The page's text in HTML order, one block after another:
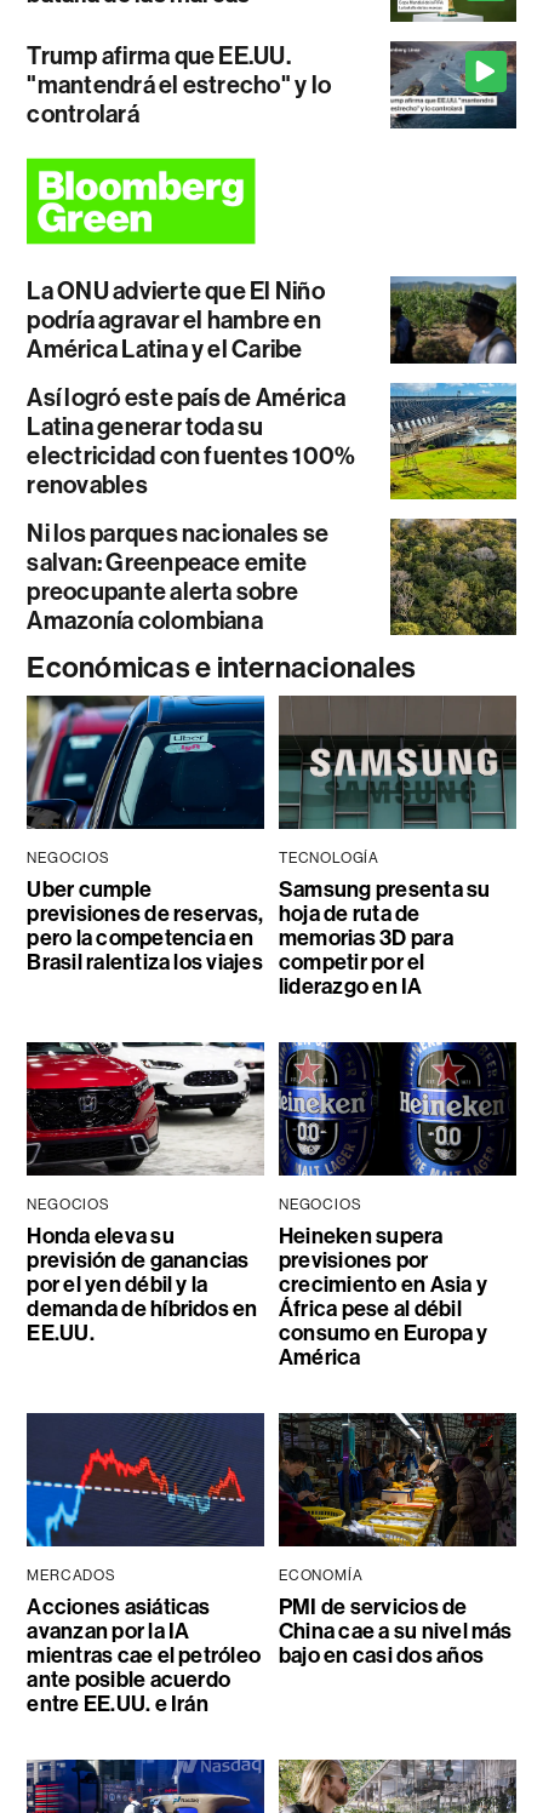
Trump afirma que EE.UU.
"mantendrá el estrecho" y lo
controlará
La ONU advierte que El Niño
podría agravar el hambre en
América Latina y el Caribe
Así logró este país de América
Latina generar toda su
electricidad con fuentes 100%
renovables
Ni los parques nacionales se
salvan: Greenpeace emite
preocupante alerta sobre
Amazonía colombiana
Económicas e internacionales
NEGOCIOS
Uber cumple
previsiones de reservas,
pero la competencia en
Brasil ralentiza los viajes
TECNOLOGÍA
Samsung presenta su
hoja de ruta de
memorias 3D para
competir por el
liderazgo en IA
NEGOCIOS
Honda eleva su
previsión de ganancias
por el yen débil y la
demanda de híbridos en
EE.UU.
NEGOCIOS
Heineken supera
previsiones por
crecimiento en Asia y
África pese al débil
consumo en Europa y
América
MERCADOS
Acciones asiáticas
avanzan por la IA
mientras cae el petróleo
ante posible acuerdo
entre EE.UU. e Irán
ECONOMÍA
PMI de servicios de
China cae a su nivel más
bajo en casi dos años